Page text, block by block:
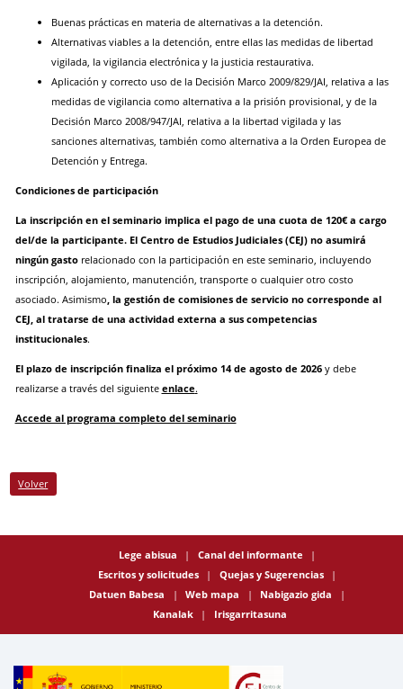
Buenas prácticas en materia de alternativas a la detención.
Alternativas viables a la detención, entre ellas las medidas de libertad
vigilada, la vigilancia electrónica y la justicia restaurativa.
Aplicación y correcto uso de la Decisión Marco 2009/829/JAI, relativa a las
medidas de vigilancia como alternativa a la prisión provisional, y de la
Decisión Marco 2008/947/JAI, relativa a la libertad vigilada y las
sanciones alternativas, también como alternativa a la Orden Europea de
Detención y Entrega.
Condiciones de participación
La inscripción en el seminario implica el pago de una cuota de 120€ a cargo
del/de la participante. El Centro de Estudios Judiciales (CEJ) no asumirá
ningún gastorelacionado con la participación en este seminario, incluyendo
inscripción, alojamiento, manutención, transporte o cualquier otro costo
asociado. Asimismo , la gestión de comisiones de servicio no corresponde al
CEJ, al tratarse de una actividad externa a sus competencias
institucionales.
El plazo de inscripción finaliza el próximo 14 de agosto de 2026y debe
realizarse a través del siguiente enlace.
Accede al programa completo del seminario
Volver
Lege abisua
Canal del informante
Escritos y solicitudes
Quejas y Sugerencias
Datuen Babesa
Web mapa
Nabigazio gida
Kanalak
Irisgarritasuna